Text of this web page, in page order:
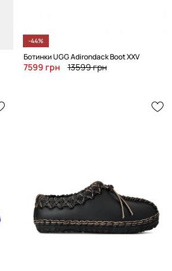
-44%
Ботинки UGG Adirondack Boot XXV
7599 грн 13599 грн